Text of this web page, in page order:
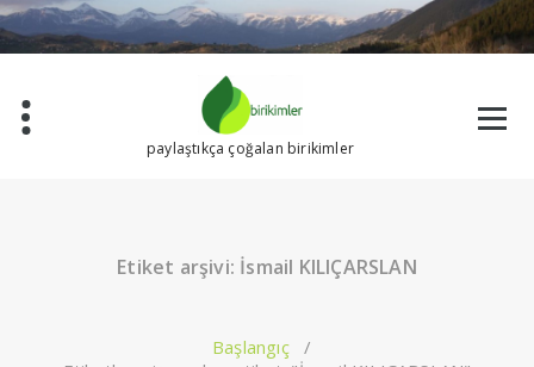
İçeriğe
geç
paylaştıkça çoğalan birikimler
Etiket arşivi: İsmail KILIÇARSLAN
Başlangıç/